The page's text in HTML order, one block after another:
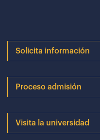
Solicita información
Proceso admisión
Visita la universidad